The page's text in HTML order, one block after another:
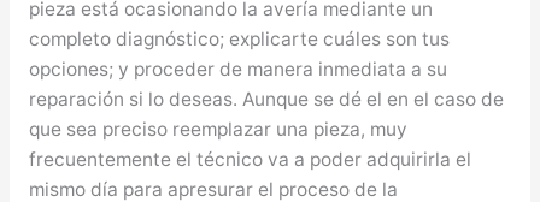
pieza está ocasionando la avería mediante un
completo diagnóstico; explicarte cuáles son tus
opciones; y proceder de manera inmediata a su
reparación si lo deseas. Aunque se dé el en el caso de
que sea preciso reemplazar una pieza, muy
frecuentemente el técnico va a poder adquirirla el
mismo día para apresurar el proceso de la